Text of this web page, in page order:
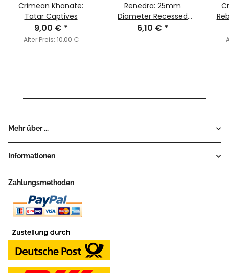
Crimean Khanate:
Tatar Captives
9,00 € *
Alter Preis:10,00 €
Renedra: 25mm
Diameter Recessed
Movement Tray (10
6,10 € *
Mehr über ...
Informationen
Zahlungsmethoden